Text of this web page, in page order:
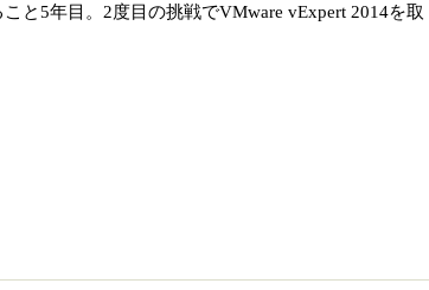
と5年目。2度目の挑戦でVMware vExpert 2014を取